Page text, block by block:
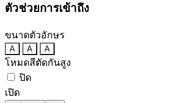
ตัวช่วยการเข้าถึง
ขนาดตัวอักษร
A A A
โหมดสีตัดกันสูง
ปิด
เปิด